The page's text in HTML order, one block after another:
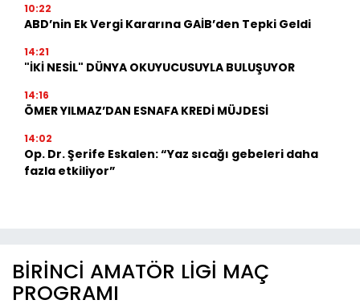
10:22
ABD’nin Ek Vergi Kararına GAİB’den Tepki Geldi
14:21
"İKİ NESİL" DÜNYA OKUYUCUSUYLA BULUŞUYOR
14:16
ÖMER YILMAZ’DAN ESNAFA KREDİ MÜJDESİ
14:02
Op. Dr. Şerife Eskalen: “Yaz sıcağı gebeleri daha
fazla etkiliyor”
BİRİNCİ AMATÖR LİGİ MAÇ
PROGRAMI